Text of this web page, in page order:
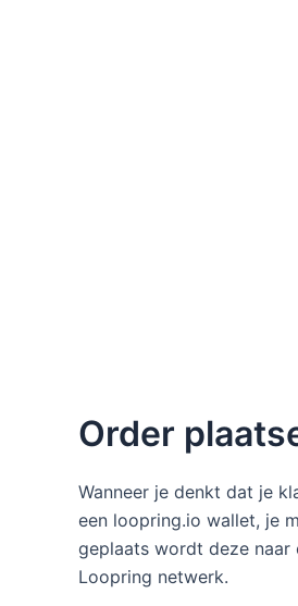
Order
Wanneer je denkt dat je
een loopring.io wallet, je
geplaats wordt deze naar
Loopring netwerk.